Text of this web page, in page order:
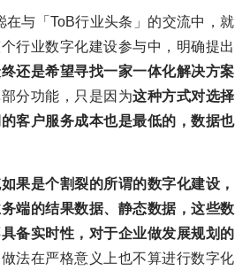
在与「ToB行业头条」的交流中，就
行业数字化建设参与中，明确提出
还是希望寻找一家一体化解决方案
部分功能，只是因为这种方式对选择
客户服务成本也是最低的，数据也
果是个割裂的所谓的数字化建设，
端的结果数据、静态数据，这些数
备实时性，对于企业做发展规划的
做法在严格意义上也不算进行数字化